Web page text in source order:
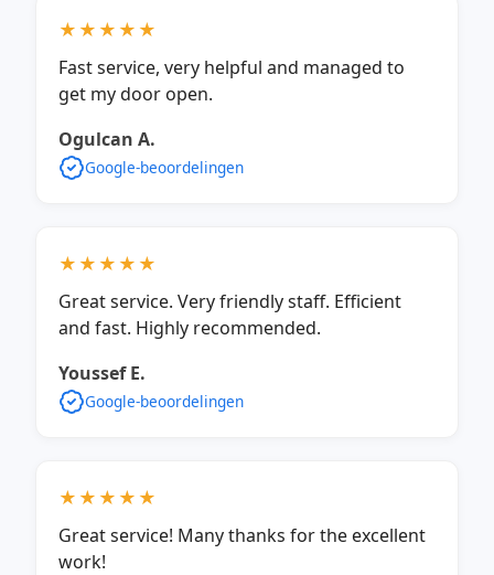
★★★★★
Fast service, very helpful and managed to
get my door open.
Ogulcan A.
Google-beoordelingen
★★★★★
Great service. Very friendly staff. Efficient
and fast. Highly recommended.
Youssef E.
Google-beoordelingen
★★★★★
Great service! Many thanks for the excellent
work!